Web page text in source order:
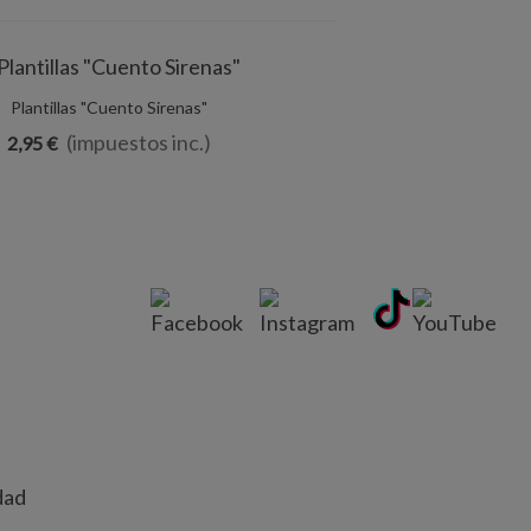
Añadir Al Carrito
Plantillas "Cuento Sirenas"
2,95 € (impuestos inc.)